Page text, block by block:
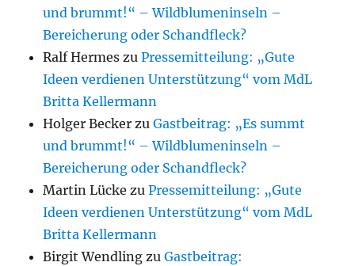
und brummt!“ – Wildblumeninseln –
Bereicherung oder Schandfleck?
Ralf Hermes zuPressemitteilung: „Gute
Ideen verdienen Unterstützung“ vom MdL
Britta Kellermann
Holger Becker zuGastbeitrag: „Es summt
und brummt!“ – Wildblumeninseln –
Bereicherung oder Schandfleck?
Martin Lücke zuPressemitteilung: „Gute
Ideen verdienen Unterstützung“ vom MdL
Britta Kellermann
Birgit Wendling zuGastbeitrag: